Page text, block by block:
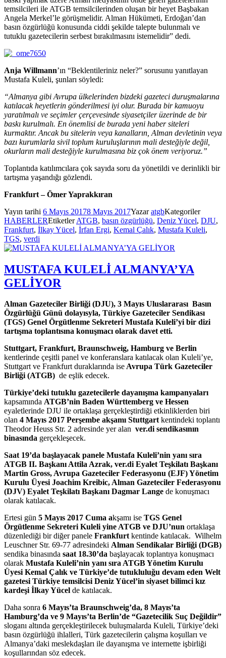
temsilcileri ile ATGB temsilcilerinden oluşan bir heyet Başbakan
Angela Merkel’le görüşmelidir. Alman Hükümeti, Erdoğan’dan
basın özgürlüğü konusunda ciddi şekilde talepte bulunmalı ve
tutuklu gazetecilerin serbest bırakılmasını istemelidir” dedi.
Anja Willmann’ın “Beklentileriniz neler?” sorusunu yanıtlayan
Mustafa Kuleli, şunları söyledi:
“Almanya gibi Avrupa ülkelerinden bizdeki gazeteci duruşmalarına
katılacak heyetlerin gönderilmesi iyi olur. Burada bir kamuoyu
yaratılmalı ve seçimler çerçevesinde siyasetçiler üzerinde de bir
baskı kurulmalı. En önemlisi de burada yeni haber siteleri
kurmaktır. Ancak bu sitelerin veya kanalların, Alman devletinin veya
bazı kurumlarla sivil toplum kuruluşlarının mali desteğiyle değil,
okurların mali desteğiyle kurulmasına biz çok önem veriyoruz.”
Toplantıda katılımcılara çok sayıda soru da yönetildi ve derinlikli bir
tartışma yaşandığı gözlendi.
Frankfurt – Ömer Yaprakkıran
Yayın tarihi 6 Mayıs 20178 Mayıs 2017YazaratgbKategoriler
HABERLEREtiketlerATGB, basın özgürlüğü, Deniz Yücel, DJU,
Frankfurt, İlkay Yücel, İrfan Ergi, Kemal Çalık, Mustafa Kuleli,
TGS, verdi
MUSTAFA KULELİ ALMANYA’YA
GELİYOR
Alman Gazeteciler Birliği (DJU), 3 Mayıs Uluslararası Basın
Özgürlüğü Günü dolayısyla, Türkiye Gazeteciler Sendikası
(TGS) Genel Örgütlenme Sekreteri Mustafa Kuleli’yi bir dizi
tartışma toplantısına konuşmacı olarak davet etti.
Stuttgart, Frankfurt, Braunschweig, Hamburg ve Berlin
kentlerinde çeşitli panel ve konferanslara katılacak olan Kuleli’ye,
Stuttgart ve Frankfurt duraklarında iseAvrupa Türk Gazeteciler
Birliği (ATGB) de eşlik edecek.
Türkiye’deki tutuklu gazetecilerle dayanışma kampanyaları
kapsamında ATGB’nin Baden Württemberg ve Hessen
eyaletlerinde DJU ile ortaklaşa gerçekleştirdiği etkinliklerden biri
olan 4 Mayıs 2017 Perşembe akşamı Stuttgartkentindeki toplantı
Theodor Heuss Str. 2 adresinde yer alan ver.di sendikasının
binasında gerçekleşecek.
Saat 19’da başlayacak panele Mustafa Kuleli’nin yanı sıra
ATGB II. Başkanı Attila Azrak, ver.di Eyalet Teşkilatı Başkanı
Martin Gross, Avrupa Gazeteciler Federasyonu (EJF) Yönetim
Kurulu Üyesi Joachim Kreibic, Alman Gazeteciler Federasyonu
(DJV) Eyalet Teşkilatı Başkanı Dagmar Lange de konuşmacı
olarak katılacak.
Ertesi gün 5 Mayıs 2017 Cuma akşamı ise TGS Genel
Örgütlenme Sekreteri Kuleli yine ATGB ve DJU’nun ortaklaşa
düzenlediği bir diğer panele Frankfurtkentinde katılacak. Wilhelm
Leuschner Str. 69-77 adresindeki Alman Sendikalar Birliği (DGB)
sendika binasında saat 18.30’da başlayacak toplantıya konuşmacı
olarak Mustafa Kuleli’nin yanı sıra ATGB Yönetim Kurulu
Üyesi Kemal Çalık ve Türkiye’de tutukluluğu devam eden Welt
gazetesi Türkiye temsilcisi Deniz Yücel’in siyaset bilimci kız
kardeşi İlkay Yücel de katılacak.
Daha sonra 6 Mayıs’ta Braunschweig’da, 8 Mayıs’ta
Hamburg’da ve 9 Mayıs’ta Berlin’de “Gazetecilik Suç Değildir”
sloganı altında gerçekleştirilecek buluşmalarda Kuleli, Türkiye’deki
basın özgürlüğü ihlalleri, Türk gazetecilerin çalışma koşulları ve
Almanya’daki meslekdaşları ile dayanışma ve internette işbirliği
koşullarından söz edecek.